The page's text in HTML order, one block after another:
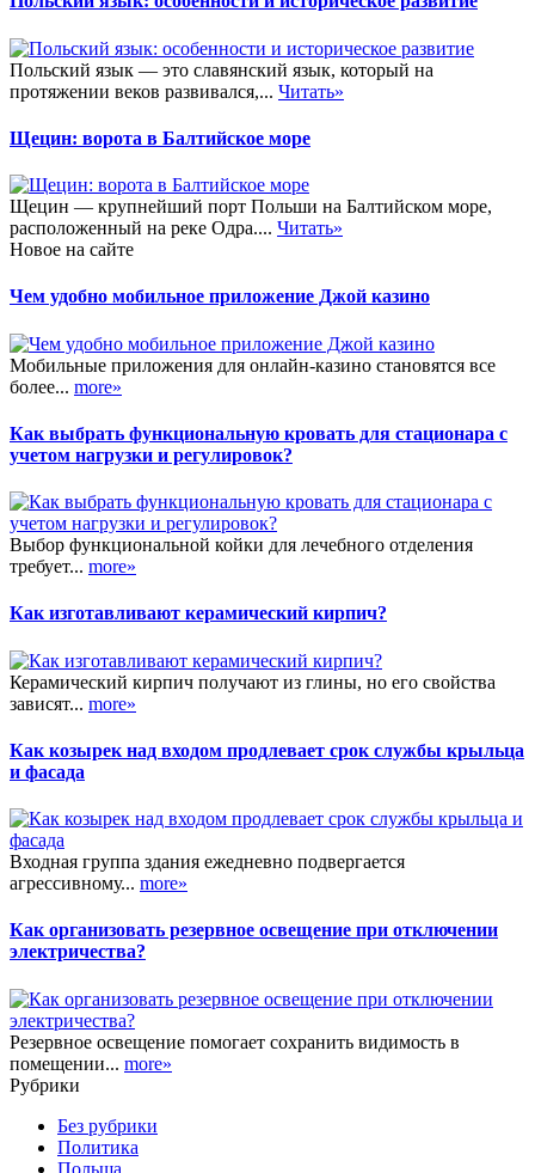
Польский язык — это славянский язык, который на
протяжении веков развивался,... Читать»
Щецин: ворота в Балтийское море
Щецин — крупнейший порт Польши на Балтийском море,
расположенный на реке Одра.... Читать»
Новое на сайте
Чем удобно мобильное приложение Джой казино
Мобильные приложения для онлайн-казино становятся все
более... more»
Как выбрать функциональную кровать для стационара с
учетом нагрузки и регулировок?
Выбор функциональной койки для лечебного отделения
требует... more»
Как изготавливают керамический кирпич?
Керамический кирпич получают из глины, но его свойства
зависят... more»
Как козырек над входом продлевает срок службы крыльца
и фасада
Входная группа здания ежедневно подвергается
агрессивному... more»
Как организовать резервное освещение при отключении
электричества?
Резервное освещение помогает сохранить видимость в
помещении... more»
Рубрики
Без рубрики
Политика
Польша